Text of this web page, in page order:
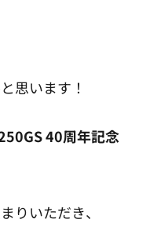
思います！
40周年記念
りいただき、